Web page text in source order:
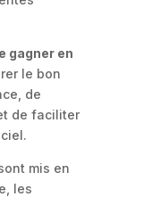
gagner en
le bon
de
de faciliter
mis en
les